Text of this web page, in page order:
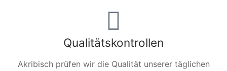
Qualitätskontrollen
Akribisch prüfen wir die Qualität unserer täglichen